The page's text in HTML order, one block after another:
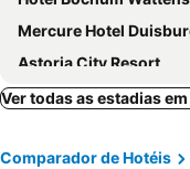
Mercure Hotel
Astoria City Resort
Garner Hotel Essen -
FOUR Essen City
Ver todas as estadias
Comparador de Hotéis